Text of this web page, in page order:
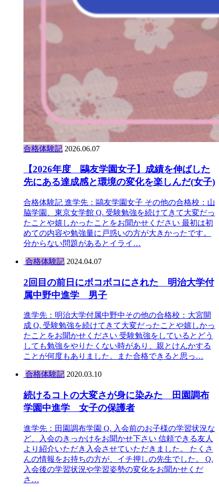
合格体験記 2026.06.07
【2026年度 鷗友学園女子】成績を伸ばした
先にある達成感と環境の変化を楽しんだ(女子)
合格体験記 進学先：鷗友学園女子 その他の合格校：山
脇学園、東京女学館 Q. 受験勉強を続けてきて大変だっ
たことや嬉しかったことをお聞かせください 最初は初
めての内容や勉強量に戸惑いの方が大きかったです。
分からない問題があるとイライ…
合格体験記 2024.04.07
2回目の前日にボコボコにされた 明治大学付
属中野中進学 男子
進学先：明治大学付属中野中その他の合格校：大宮開
成 Q. 受験勉強を続けてきて大変だったことや嬉しかっ
たことをお聞かせください 受験勉強をしているとどう
しても勉強をやりたくない時があり、親とけんかする
ことが何度もありました。また合格できると思っ…
合格体験記 2020.03.10
続けるコトの大変さが身に染みた 田園調布
学園中進学 女子の保護者
進学先：田園調布学園 Q. 入会前のお子様の学習状況な
ど、入会のきっかけをお聞かせ下さい 信頼できる友人
より紹介いただき入会させていただきました。 たくさ
んの情報をお持ちの方が、イチ押しの先生でした。 Q.
入会後の学習状況や学習姿勢の変化をお聞かせくだ
さ…